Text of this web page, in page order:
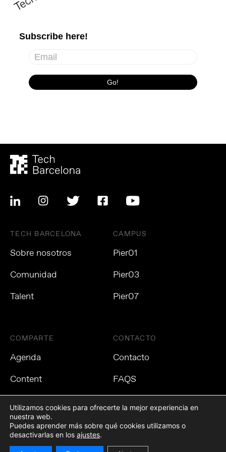
TECH BARCELONA
Sobre nosotros
Comunidad
Talent
CAMPUS
Pier01
Pier03
Pier07
COMPARTE
Agenda
Content
CONTACTO
Contacto
FAQS
Política de privacidad Política de cookies Aviso Legal
Utilizamos cookies para ofrecerte la mejor experiencia en
nuestra web.
Puedes aprender más sobre qué cookies utilizamos o
desactivarlas en los ajustes.